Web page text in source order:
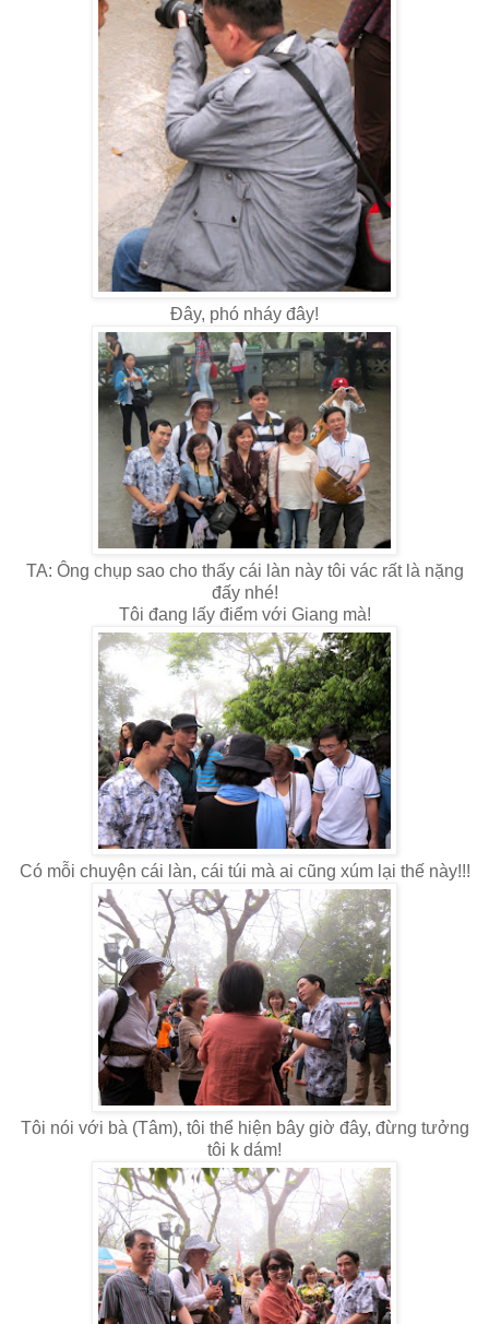
Đây, phó nháy đây!
TA: Ông chụp sao cho thấy cái làn này tôi vác rất là nặng
đấy nhé!
Tôi đang lấy điểm với Giang mà!
Có mỗi chuyện cái làn, cái túi mà ai cũng xúm lại thế này!!!
Tôi nói với bà (Tâm), tôi thể hiện bây giờ đây, đừng tưởng
tôi k dám!